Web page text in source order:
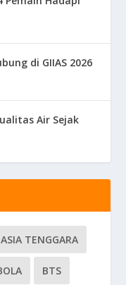
di GIIAS 2026
Air Sejak
ASIA TENGGARA
BTS